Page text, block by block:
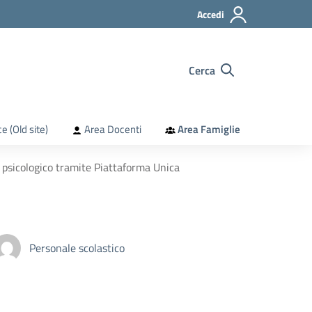
Accedi
Cerca
(Old site) Area Docenti Area Famiglie
tramite Piattaforma Unica
Personale scolastico